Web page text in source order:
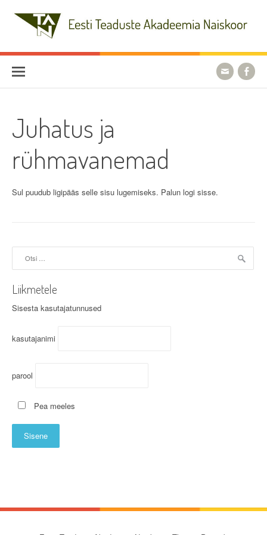
Eesti Teaduste Akadeemia
Naiskoor
Juhatus ja
rühmavanemad
Sul puudub ligipääs selle sisu lugemiseks. Palun logi sisse.
Liikmetele
Sisesta kasutajatunnused
kasutajanimi
parool
Pea meeles